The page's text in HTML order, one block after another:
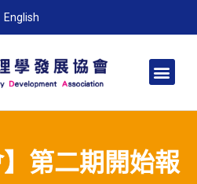
English
】第二期開始報